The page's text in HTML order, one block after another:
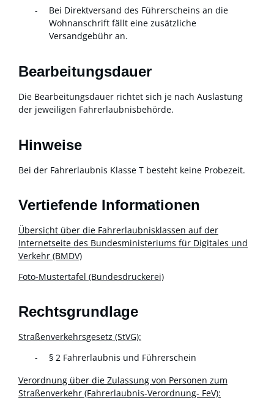
Bei Direktversand des Führerscheins an die
Wohnanschrift fällt eine zusätzliche
Versandgebühr an.
Bearbeitungsdauer
Die Bearbeitungsdauer richtet sich je nach Auslastung
der jeweiligen Fahrerlaubnisbehörde.
Hinweise
Bei der Fahrerlaubnis Klasse T besteht keine Probezeit.
Vertiefende Informationen
Übersicht über die Fahrerlaubnisklassen auf der
Internetseite des Bundesministeriums für Digitales und
Verkehr (BMDV)
Foto-Mustertafel (Bundesdruckerei)
Rechtsgrundlage
Straßenverkehrsgesetz (StVG):
§ 2 Fahrerlaubnis und Führerschein
Verordnung über die Zulassung von Personen zum
Straßenverkehr (Fahrerlaubnis-Verordnung- FeV):